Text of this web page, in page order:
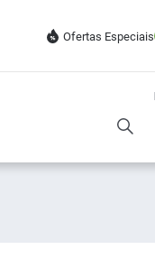
Ofertas Especiais